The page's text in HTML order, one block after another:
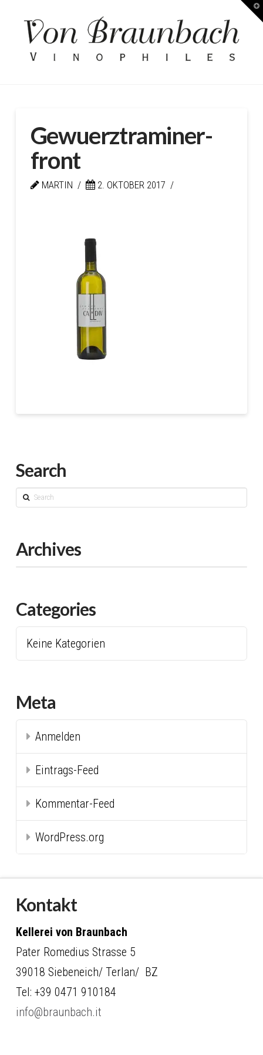
Kellerei
Braunbach
Gewuerztraminer-
front
MARTIN 2. OKTOBER 2017
Search
Search
Archives
Categories
Keine Kategorien
Meta
Anmelden
Eintrags-Feed
Kommentar-Feed
WordPress.org
Kontakt
Kellerei von Braunbach
Pater Romedius Strasse 5
39018 Siebeneich/ Terlan/ BZ
Tel: +39 0471 910184
info@braunbach.it